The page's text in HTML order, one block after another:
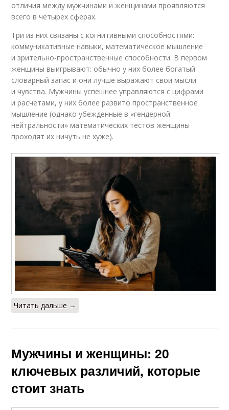
отличия между мужчинами и женщинами проявляются
всего в четырех сферах.
Три из них связаны с когнитивными способностями:
коммуникативные навыки, математическое мышление
и зрительно-пространственные способности. В первом
женщины выигрывают: обычно у них более богатый
словарный запас и они лучше выражают свои мысли
и чувства. Мужчины успешнее управляются с цифрами
и расчетами, у них более развито пространственное
мышление (однако убежденные в «гендерной
нейтральности» математических тестов женщины
проходят их ничуть не хуже).
Читать дальше →
Мужчины и женщины: 20
ключевых различий, которые
стоит знать